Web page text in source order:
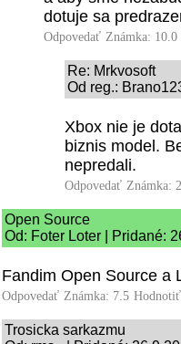
dotuje sa
Odpovedať Známka: 10.0
Re: Mrkvosoft
Od reg.:
Xbox nie je
biznis model.
nepredali.
Odpovedať Známka:
Open Source
Od: Foter Loter | Pridané:
Fandim Open Source a
Odpovedať Známka: 7.5
Trosicka sarkazmu